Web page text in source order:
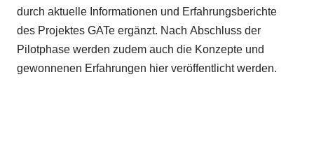
durch aktuelle Informationen und Erfahrungsberichte
des Projektes GATe ergänzt. Nach Abschluss der
Pilotphase werden zudem auch die Konzepte und
gewonnenen Erfahrungen hier veröffentlicht werden.